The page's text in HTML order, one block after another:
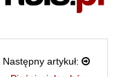
Następny artykuł: